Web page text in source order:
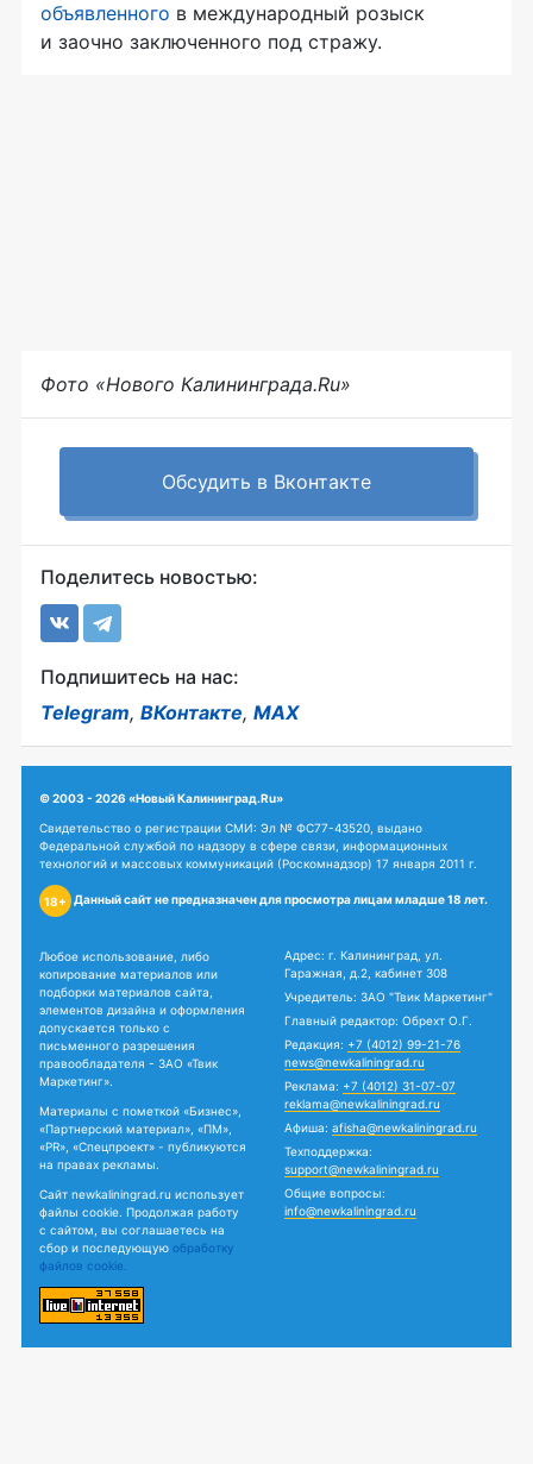
объявленного в международный розыск
и заочно заключенного под стражу.
Фото «Нового Калининграда.Ru»
Обсудить в Вконтакте
Поделитесь новостью:
Подпишитесь на нас:
Telegram, ВКонтакте, MAX
© 2003 - 2026 «Новый Калининград.Ru»
Свидетельство о регистрации СМИ: Эл № ФС77-43520, выдано
Федеральной службой по надзору в сфере связи, информационных
технологий и массовых коммуникаций (Роскомнадзор) 17 января 2011 г.
18+ Данный сайт не предназначен для просмотра лицам младше 18 лет.
Любое использование, либо
копирование материалов или
подборки материалов сайта,
элементов дизайна и оформления
допускается только с
письменного разрешения
правообладателя - ЗАО «Твик
Маркетинг».
Материалы с пометкой «Бизнес»,
«Партнерский материал», «ПМ»,
«PR», «Спецпроект» - публикуются
на правах рекламы.
Сайт newkaliningrad.ru использует
файлы cookie. Продолжая работу
с сайтом, вы соглашаетесь на
сбор и последующую обработку
файлов cookie.
Адрес: г. Калининград, ул.
Гаражная, д.2, кабинет 308
Учредитель: ЗАО "Твик Маркетинг"
Главный редактор: Обрехт О.Г.
Редакция: +7 (4012) 99-21-76
news@newkaliningrad.ru
Реклама: +7 (4012) 31-07-07
reklama@newkaliningrad.ru
Афиша: afisha@newkaliningrad.ru
Техподдержка:
support@newkaliningrad.ru
Общие вопросы:
info@newkaliningrad.ru